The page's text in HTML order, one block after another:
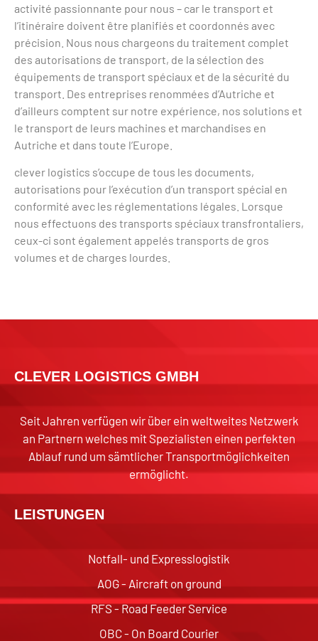
activité passionnante pour nous – car le transport et
l’itinéraire doivent être planifiés et coordonnés avec
précision. Nous nous chargeons du traitement complet
des autorisations de transport, de la sélection des
équipements de transport spéciaux et de la sécurité du
transport. Des entreprises renommées d’Autriche et
d’ailleurs comptent sur notre expérience, nos solutions et
le transport de leurs machines et marchandises en
Autriche et dans toute l’Europe.
clever logistics s’occupe de tous les documents,
autorisations pour l’exécution d’un transport spécial en
conformité avec les réglementations légales. Lorsque
nous effectuons des transports spéciaux transfrontaliers,
ceux-ci sont également appelés transports de gros
volumes et de charges lourdes.
CLEVER LOGISTICS GMBH
Seit Jahren verfügen wir über ein weltweites Netzwerk
an Partnern welches mit Spezialisten einen perfekten
Ablauf rund um sämtlicher Transportmöglichkeiten
ermöglicht.
LEISTUNGEN
Notfall- und Expresslogistik
AOG - Aircraft on ground
RFS - Road Feeder Service
OBC - On Board Courier